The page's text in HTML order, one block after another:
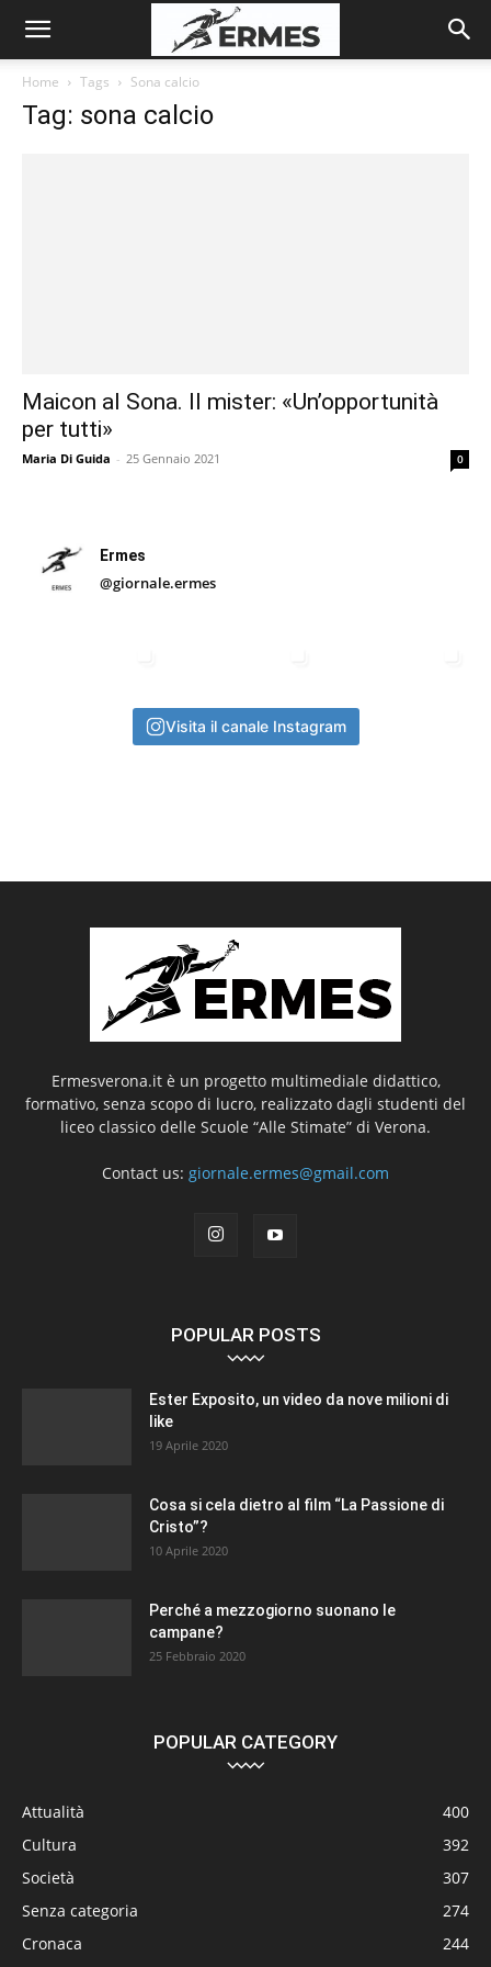
Home Tags Sona calcio
Tag: sona calcio
Maicon al Sona. Il mister: «Un’opportunità
per tutti»
Maria Di Guida - 25 Gennaio 2021 0
Ermes
@giornale.ermes
Visita il canale Instagram
Ermesverona.it è un progetto multimediale didattico,
formativo, senza scopo di lucro, realizzato dagli studenti del
liceo classico delle Scuole “Alle Stimate” di Verona.
Contact us: giornale.ermes@gmail.com
POPULAR POSTS
Ester Exposito, un video da nove milioni di
like
19 Aprile 2020
Cosa si cela dietro al film “La Passione di
Cristo”?
10 Aprile 2020
Perché a mezzogiorno suonano le
campane?
25 Febbraio 2020
POPULAR CATEGORY
Attualità
400
Cultura
392
Società
307
Senza categoria
274
Cronaca
244